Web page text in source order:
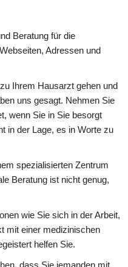
Beratung für die
Adressen und
Ihrem Hausarzt gehen und
uns gesagt. Nehmen Sie
wenn Sie in Sie besorgt
in der Lage, es in Worte zu
spezialisierten Zentrum
Beratung ist nicht genug,
wie Sie sich in der Arbeit,
mit einer medizinischen
helfen Sie.
dass Sie jemanden mit